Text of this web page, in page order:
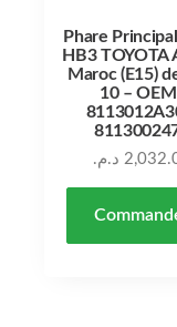
Phare
HB3 TOYOTA
Maroc (E15)
10 –
د.م.